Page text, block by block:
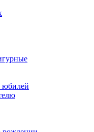
юбилей